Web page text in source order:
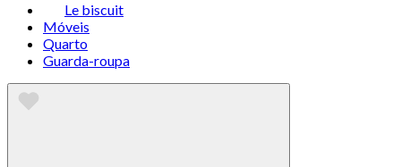
Le biscuit
Móveis
Quarto
Guarda-roupa